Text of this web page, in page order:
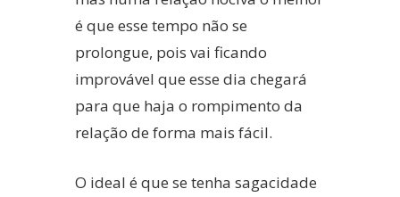
é que esse tempo não se
prolongue, pois vai ficando
improvável que esse dia chegará
para que haja o rompimento da
relação de forma mais fácil.
O ideal é que se tenha sagacidade